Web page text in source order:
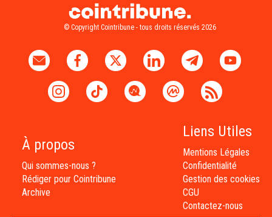
© Copyright Cointribune - tous droits réservés 2026
À propos
Qui sommes-nous ?
Rédiger pour Cointribune
Archive
Liens Utiles
Mentions Légales
Confidentialité
Gestion des cookies
CGU
Contactez-nous